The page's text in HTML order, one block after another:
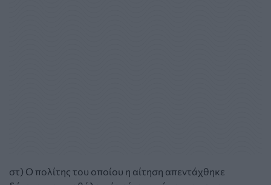
στ) Ο πολίτης του οποίου η αίτηση απεντάχθηκε